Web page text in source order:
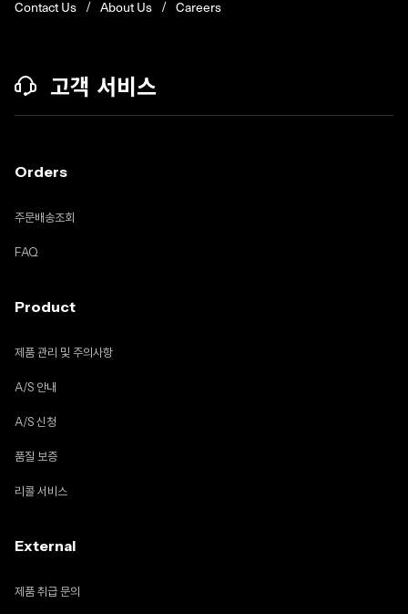
Contact Us About Us Careers
고객 서비스
Orders
주문배송조회
FAQ
Product
제품 관리 및 주의사항
A/S 안내
A/S 신청
품질 보증
리콜 서비스
External
제품 취급 문의